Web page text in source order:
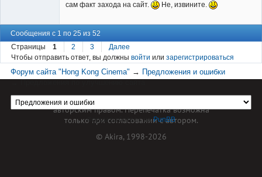
сам факт захода на сайт.
Не, извините.
Сообщения с 1 по 25 из 52
Страницы
1 2 3
Далее
Чтобы отправить ответ, вы должны войти или зарегистрироваться
Форум сайта "Hong Kong Cinema" → Предложения и ошибки
Форум работает наPunBB
Материал сайта hkcinema.ru защищен
авторским правом. Перепечатка возможна
только при согласовании с автором.
© Akira, 1998-2026